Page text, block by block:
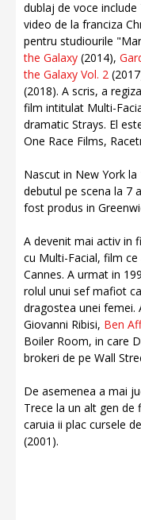
dublaj de voce
video de la franciza
pentru studiourile
the Galaxy (2014),
the Galaxy Vol. 2
(2018). A scris, a
film intitulat Multi-
dramatic Strays. El
One Race Films,
Nascut in New York
debutul pe scena la 7
fost produs in
A devenit mai activ in
cu Multi-Facial, film
Cannes. A urmat in
rolul unui sef mafiot
dragostea unei femei.
Giovanni Ribisi, Ben
Boiler Room, in care
brokeri de pe Wall
De asemenea a mai
Trece la un alt gen de
caruia ii plac cursele
(2001).